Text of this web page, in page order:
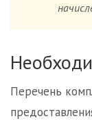
Перечень